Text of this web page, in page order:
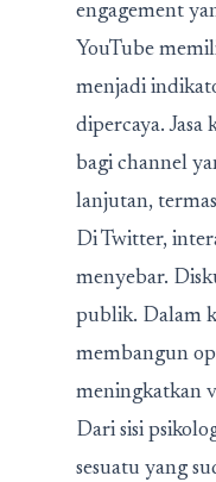
engagement
YouTube
menjadi
dipercaya.
bagi channel
lanjutan,
Di Twitter,
menyebar.
publik. Dalam
membangun
meningkatkan
Dari sisi
sesuatu yang